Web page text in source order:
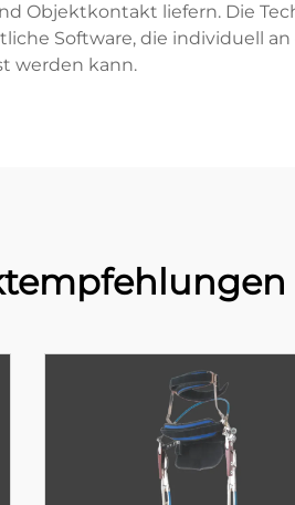
Objektkontakt liefern. Die
Software, die individuell
werden kann.